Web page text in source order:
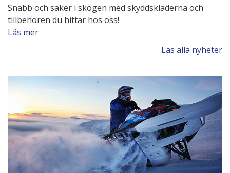
Snabb och säker i skogen med skyddskläderna och
tillbehören du hittar hos oss!
Läs mer
Läs alla nyheter